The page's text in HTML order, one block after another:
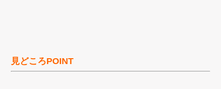
見どころPOINT